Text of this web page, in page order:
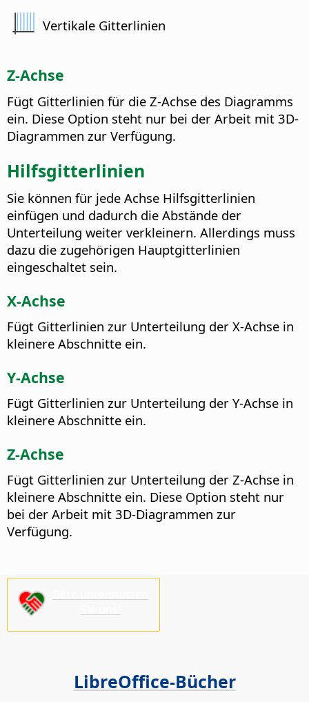
Vertikale Gitterlinien
Z-Achse
Fügt Gitterlinien für die Z-Achse des Diagramms
ein. Diese Option steht nur bei der Arbeit mit 3D-
Diagrammen zur Verfügung.
Hilfsgitterlinien
Sie können für jede Achse Hilfsgitterlinien
einfügen und dadurch die Abstände der
Unterteilung weiter verkleinern. Allerdings muss
dazu die zugehörigen Hauptgitterlinien
eingeschaltet sein.
X-Achse
Fügt Gitterlinien zur Unterteilung der X-Achse in
kleinere Abschnitte ein.
Y-Achse
Fügt Gitterlinien zur Unterteilung der Y-Achse in
kleinere Abschnitte ein.
Z-Achse
Fügt Gitterlinien zur Unterteilung der Z-Achse in
kleinere Abschnitte ein. Diese Option steht nur
bei der Arbeit mit 3D-Diagrammen zur
Verfügung.
LibreOffice-Bücher